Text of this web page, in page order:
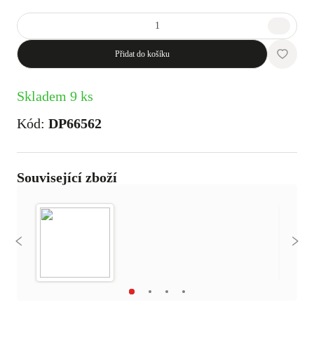
Přidat do košíku
Skladem 9 ks
Kód: DP66562
Související zboží